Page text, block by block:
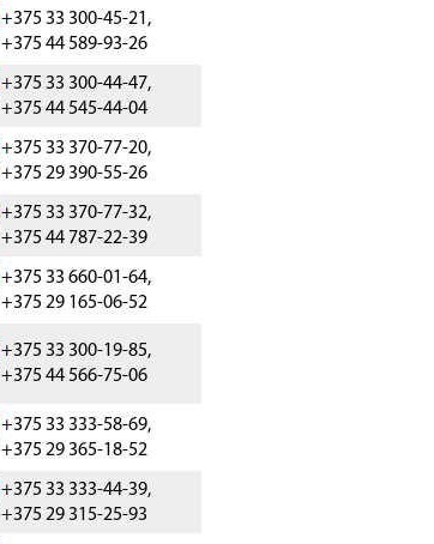
+375 33 300-45-21,
+375 44 589-93-26
+375 33 300-44-47,
+375 44 545-44-04
+375 33 370-77-20,
+375 29 390-55-26
+375 33 370-77-32,
+375 44 787-22-39
+375 33 660-01-64,
+375 29 165-06-52
+375 33 300-19-85,
+375 44 566-75-06
+375 33 333-58-69,
+375 29 365-18-52
+375 33 333-44-39,
+375 29 315-25-93